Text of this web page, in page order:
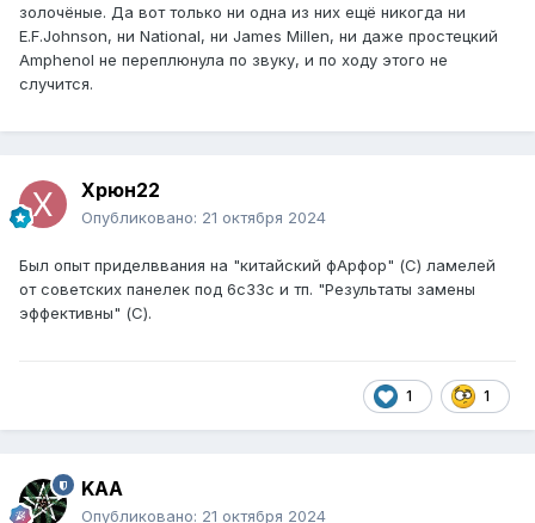
золочёные. Да вот только ни одна из них ещё никогда ни
E.F.Johnson, ни National, ни James Millen, ни даже простецкий
Amphenol не переплюнула по звуку, и по ходу этого не
случится.
Xpюн22
Опубликовано: 21 октября 2024
Был опыт приделввания на "китайский фАрфор" (С) ламелей
от советских панелек под 6с33с и тп. "Результаты замены
эффективны" (С).
1 1
KAA
Опубликовано: 21 октября 2024